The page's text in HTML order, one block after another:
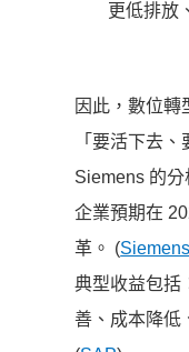
更低排放
因此，數位轉
「要活下去
Siemens 的
企業預期在
革。 (
典型收益包括
善、成本降低